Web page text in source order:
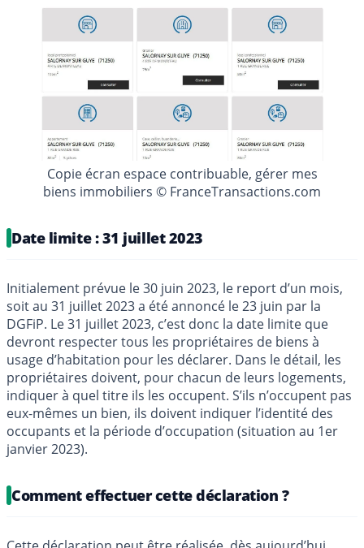
Copie écran espace contribuable, gérer mes
biens immobiliers © FranceTransactions.com
Date limite : 31 juillet 2023
Initialement prévue le 30 juin 2023, le report d’un mois,
soit au 31 juillet 2023 a été annoncé le 23 juin par la
DGFiP. Le 31 juillet 2023, c’est donc la date limite que
devront respecter tous les propriétaires de biens à
usage d’habitation pour les déclarer. Dans le détail, les
propriétaires doivent, pour chacun de leurs logements,
indiquer à quel titre ils les occupent. S’ils n’occupent pas
eux-mêmes un bien, ils doivent indiquer l’identité des
occupants et la période d’occupation (situation au 1er
janvier 2023).
Comment effectuer cette déclaration ?